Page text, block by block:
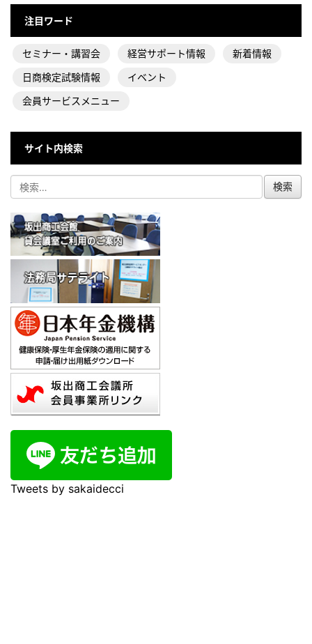
注目ワード
セミナー・講習会 経営サポート情報
新着情報
日商検定試験情報
イベント
会員サービスメニュー
サイト内検索
Tweets by sakaidecci